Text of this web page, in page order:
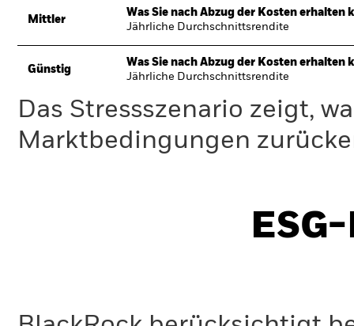
Mittler
Was Sie nach Abzug der Kosten erhalten
Jährliche Durchschnittsrendite
Günstig
Was Sie nach Abzug der Kosten erhalten
Jährliche Durchschnittsrendite
Das Stressszenario zeigt,
Marktbedingungen